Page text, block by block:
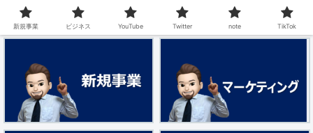
新規事業 ビジネス YouTube Twitter note TikTok